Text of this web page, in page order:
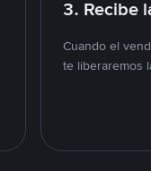
3. Recibe
Cuando el
te liberaremos